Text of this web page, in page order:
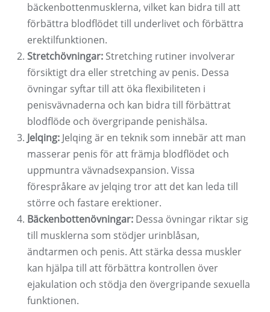
bäckenbottenmusklerna, vilket kan bidra till att
förbättra blodflödet till underlivet och förbättra
erektilfunktionen.
Stretchövningar: Stretching rutiner involverar
försiktigt dra eller stretching av penis. Dessa
övningar syftar till att öka flexibiliteten i
penisvävnaderna och kan bidra till förbättrat
blodflöde och övergripande penishälsa.
Jelqing: Jelqing är en teknik som innebär att man
masserar penis för att främja blodflödet och
uppmuntra vävnadsexpansion. Vissa
förespråkare av jelqing tror att det kan leda till
större och fastare erektioner.
Bäckenbottenövningar: Dessa övningar riktar sig
till musklerna som stödjer urinblåsan,
ändtarmen och penis. Att stärka dessa muskler
kan hjälpa till att förbättra kontrollen över
ejakulation och stödja den övergripande sexuella
funktionen.